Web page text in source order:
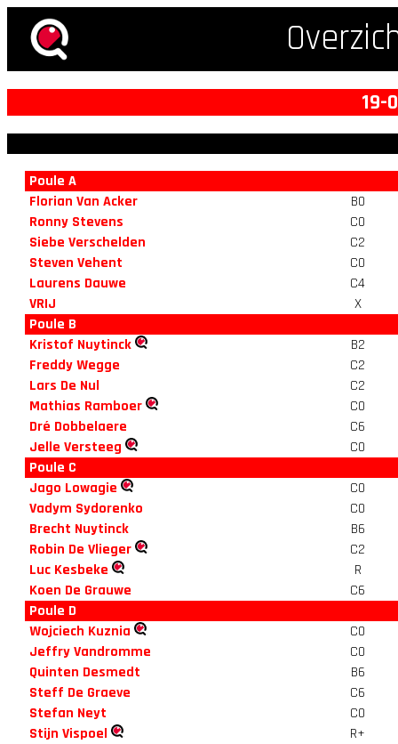
19-
Poule A
Florian Van Acker
B0
Ronny Stevens
C0
Siebe Verschelden
C2
Steven Vehent
C0
Laurens Dauwe
C4
VRIJ
X
Poule B
Kristof Nuytinck
B2
Freddy Wegge
C2
Lars De Nul
C2
Mathias Ramboer
C0
Dré Dobbelaere
C6
Jelle Versteeg
C0
Poule C
Jago Lowagie
C0
Vadym Sydorenko
C0
Brecht Nuytinck
B6
Robin De Vlieger
C2
Luc Kesbeke
R
Koen De Grauwe
C6
Poule D
Wojciech Kuznia
C0
Jeffry Vandromme
C0
Quinten Desmedt
B6
Steff De Graeve
C6
Stefan Neyt
C0
Stijn Vispoel
R+